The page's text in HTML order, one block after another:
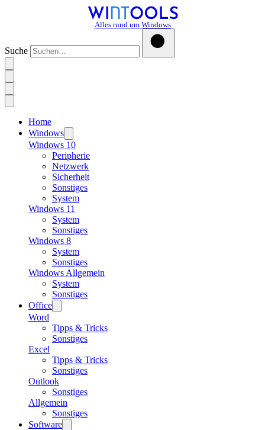
Alles rund um Windows
Suche
Home
Windows
Windows 10
Peripherie
Netzwerk
Sicherheit
Sonstiges
System
Windows 11
System
Sonstiges
Windows 8
System
Sonstiges
Windows Allgemein
System
Sonstiges
Office
Word
Tipps & Tricks
Sonstiges
Excel
Tipps & Tricks
Sonstiges
Outlook
Sonstiges
Allgemein
Sonstiges
Software